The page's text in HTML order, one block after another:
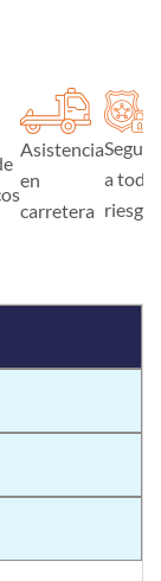
Asistencia
en
carretera
Seguro
a todo
riesgo